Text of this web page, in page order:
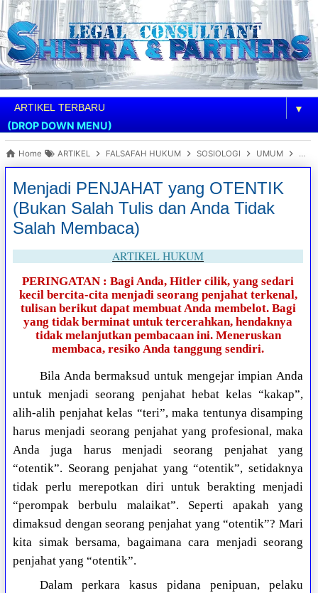
▼
(DROP DOWN MENU)
Home ARTIKEL FALSAFAH HUKUM SOSIOLOGI UMUM
Menjadi PENJAHAT yang OTENTIK
(Bukan Salah Tulis dan Anda Tidak
Salah Membaca)
ARTIKEL HUKUM
PERINGATAN : Bagi Anda, Hitler cilik, yang sedari
kecil bercita-cita menjadi seorang penjahat terkenal,
tulisan berikut dapat membuat Anda membelot. Bagi
yang tidak berminat untuk tercerahkan, hendaknya
tidak melanjutkan pembacaan ini. Meneruskan
membaca, resiko Anda tanggung sendiri.
Bila Anda bermaksud untuk mengejar impian Anda
untuk menjadi seorang penjahat hebat kelas “kakap”,
alih-alih penjahat kelas “teri”, maka tentunya disamping
harus menjadi seorang penjahat yang profesional, maka
Anda juga harus menjadi seorang penjahat yang
“otentik”. Seorang penjahat yang “otentik”, setidaknya
tidak perlu merepotkan diri untuk berakting menjadi
“perompak berbulu malaikat”. Seperti apakah yang
dimaksud dengan seorang penjahat yang “otentik”? Mari
kita simak bersama, bagaimana cara menjadi seorang
penjahat yang “otentik”.
Dalam perkara kasus pidana penipuan, pelaku